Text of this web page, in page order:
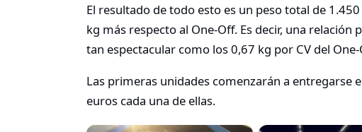
El resultado de todo esto es un peso total de
kg más respecto al One-Off. Es decir, una relación
tan espectacular como los 0,67 kg por CV del
Las primeras unidades comenzarán a entregarse
euros cada una de ellas.